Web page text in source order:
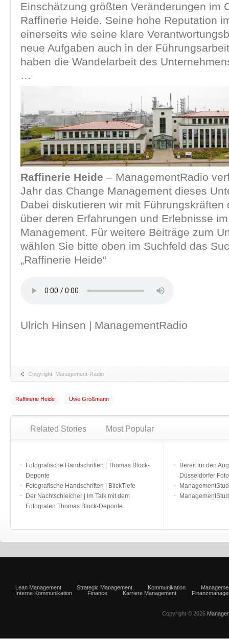
Einschätzung größten Veränderungen im
Raffinerie Heide. Seine hohe Reputation
einerseits wie seine klare
neue Aufgaben auch in der
haben die Wandelarbeit des
…
Raffinerie Heide – ManagementRadio
Jahr das Change Management dieses
Dabei diskutieren wir mit Führungskräften
über deren Erfahrungen und Erlebnisse
Management. Für weitere Beiträge zum
wählen Sie bitte oben im Suchfeld das
„Raffinerie Heide“
Ulrich Hinsen | ManagementRadio
Copyright: Management-Radio
Raffinerie Heide Uwe Großmann
Related Stories Most Popular
Fotografische Handschriften | Thomas Block-
Deponte
Fotografische Handschriften | BlickTiefe
Der Nachtschleicher | Im Talk mit dem
Fotografen Thomas Block-Deponte
Bereit für den
Düsseldorfer
Lean Management Strategic Management Kommunikation
Interne Kommunikation
Finance Karriere Management
Copyright © 2026